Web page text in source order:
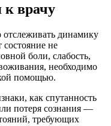
к врачу
динамику
не
боли, слабость,
необходимо
помощью.
как спутанность
потеря сознания —
требующих